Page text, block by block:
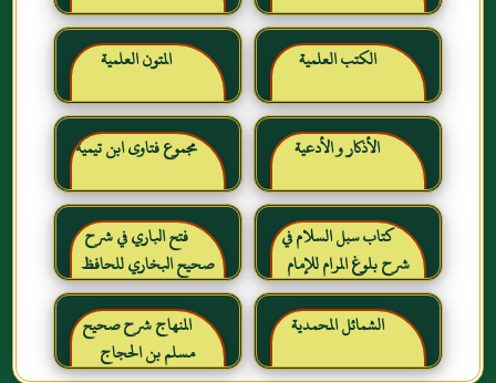
الكتب العلمية المتون العلمية
الأذكار و الأدعية مجموع فتاوى ابن تيمية
كتاب سبل السلام في
شرح بلوغ المرام للإمام
الصنعاني رحمه الله
فتح الباري في شرح
صحيح البخاري للحافظ
ابن حجر العسقلاني
الشمائل المحمدية
المنهاج شرح صحيح
مسلم بن الحجاج